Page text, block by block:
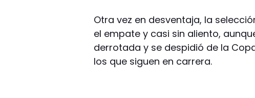
Otra vez en desventaja, la
el empate y casi sin aliento,
derrotada y se despidió de la
los que siguen en carrera.